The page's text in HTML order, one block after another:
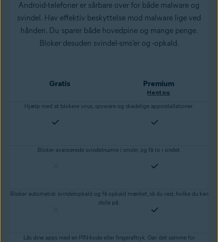
Android-telefoner er sårbare over for både malware og
svindel. Hav effektiv beskyttelse mod malware lige ved
hånden. Du sparer både hovedpine og mange penge.
Bloker desuden svindel-sms'er og -opkald.
Gratis Premium
Hent nu
Hjælp med at blokere virus, spyware og skadelige appinstallationer.
Bloker avancerede svindelnumre i sms'er, og få ro i sindet.
Bloker automatisk svindelopkald og få opkald mærket, så du ved, hvilke du kan
stole på.
Lås dine apps med en PIN-kode eller fingeraftryk. Gør det samme for